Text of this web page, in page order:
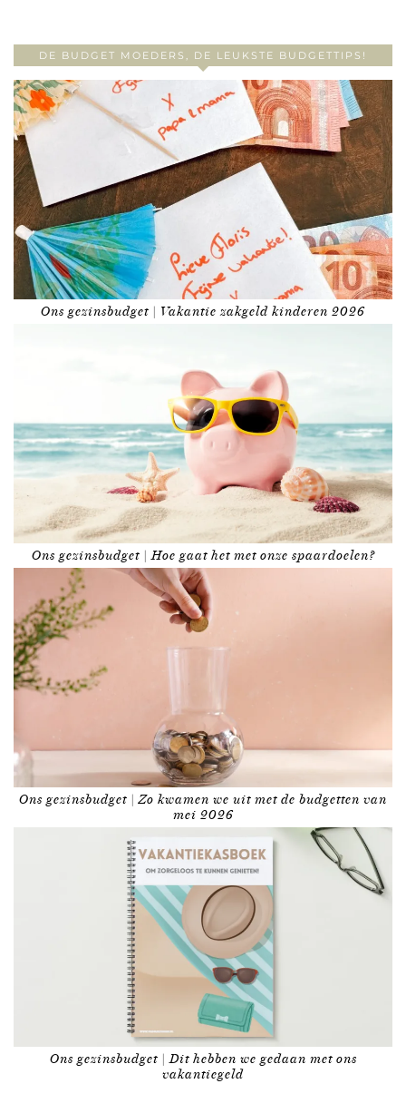
DE BUDGET MOEDERS, DE LEUKSTE BUDGETTIPS!
Ons gezinsbudget | Vakantie zakgeld kinderen 2026
Ons gezinsbudget | Hoe gaat het met onze spaardoelen?
Ons gezinsbudget | Zo kwamen we uit met de budgetten van
mei 2026
Ons gezinsbudget | Dit hebben we gedaan met ons
vakantiegeld